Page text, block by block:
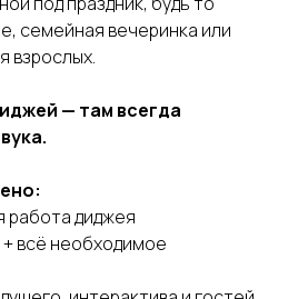
семейная вечеринка или
взрослых.
— там всегда
диджея
всё необходимое